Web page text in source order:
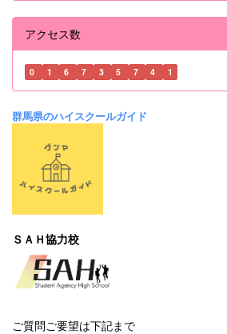
アクセス数
0 1 6 7 3 5 7 4 1
群馬県のハイスクールガイド
ＳＡＨ協力校
ご質問ご要望は下記まで